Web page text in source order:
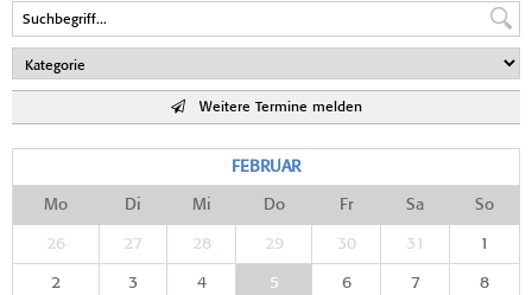
Weitere Termine melden
FEBRUAR
Mo Di Mi Do Fr Sa So
26 27 28 29 30 31 1
2 3 4 5 6 7 8